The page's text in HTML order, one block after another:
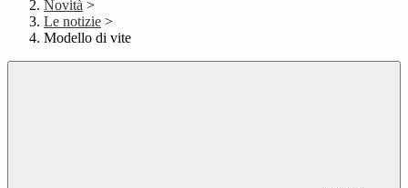
Novità >
Le notizie >
Modello di vite